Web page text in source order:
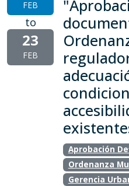
FEB
to
23
FEB
Aprobación
Ordenanza
Gerencia